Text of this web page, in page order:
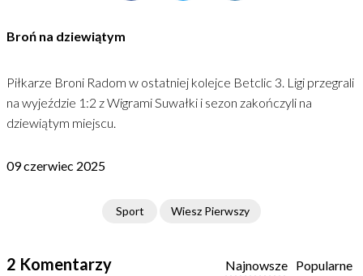
Broń na dziewiątym
Piłkarze Broni Radom w ostatniej kolejce Betclic 3. Ligi przegrali
na wyjeździe 1:2 z Wigrami Suwałki i sezon zakończyli na
dziewiątym miejscu.
09 czerwiec 2025
Sport Wiesz Pierwszy
2 Komentarzy Popularne
Najnowsze